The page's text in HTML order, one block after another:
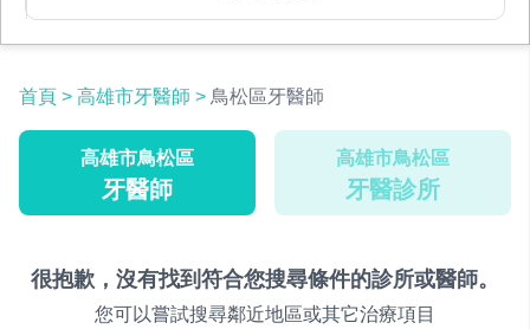
首頁 > 高雄市牙醫師 > 鳥松區牙醫師
高雄市鳥松區
牙醫師
高雄市鳥松區
牙醫診所
很抱歉，沒有找到符合您搜尋條件的診所或醫師。
您可以嘗試搜尋鄰近地區或其它治療項目